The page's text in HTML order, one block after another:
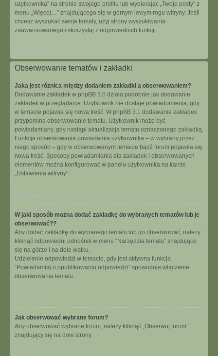
użytkownika” na stronie swojego profilu lub wybierając „Twoje posty” z
menu „Więcej…” znajdującego się w górnym lewym rogu witryny. Jeśli
chcesz wyszukać swoje tematy, użyj strony wyszukiwania
zaawansowanego i skorzystaj z odpowiednich funkcji.
Obserwowanie tematów i zakładki
Jaka jest różnica między dodaniem zakładki a obserwowaniem?
Dodawanie zakładek w phpBB 3.0 działa podobnie jak dodawanie
zakładek w przeglądarce. Użytkownik nie dostaje powiadomienia, gdy
w temacie pojawia się nowa treść. W phpBB 3.1 dodawanie zakładek
przypomina obserwowanie tematu. Użytkownik może być
powiadamiany, gdy nastąpi aktualizacja tematu oznaczonego zakładką.
Funkcja obserwowania powiadamia użytkownika – w wybrany przez
niego sposób – gdy w obserwowanym temacie bądź forum pojawiła się
nowa treść. Sposoby powiadamiania dla zakładek i obserwowanych
elementów można konfigurować w panelu użytkownika na karcie
„Ustawienia witryny”.
Na górę
W jaki sposób można dodać zakładkę do wybranych tematów lub je
obserwować??
Aby dodać zakładkę do wybranego tematu lub go obserwować, należy
kliknąć odpowiedni odnośnik w menu “Narzędzia tematu” znajdujące
się na górze i na dole wątku.
Udzielenie odpowiedzi w temacie, gdy jest aktywna funkcja
“Powiadamiaj o opublikowaniu odpowiedzi” spowoduje włączenie
obserwowania tematu.
Na górę
Jak obserwować wybrane forum?
Aby obserwować wybrane forum, należy kliknąć „Obserwuj forum”
znajdujący się na dole strony.